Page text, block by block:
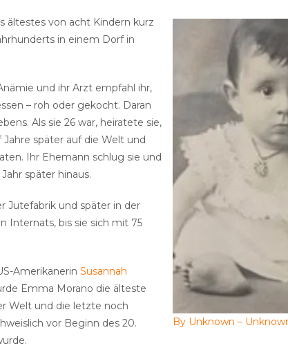
By Unknown –
ältestes von acht Kindern kurz
in einem Dorf in
und ihr Arzt empfahl ihr,
– roh oder gekocht. Daran
Als sie 26 war, heiratete sie,
später auf die Welt und
Ihr Ehemann schlug sie und
später hinaus.
Jutefabrik und später in der
Internats, bis sie sich mit 75
Amerikanerin Susannah
Emma Morano die älteste
Welt und die letzte noch
vor Beginn des 20.